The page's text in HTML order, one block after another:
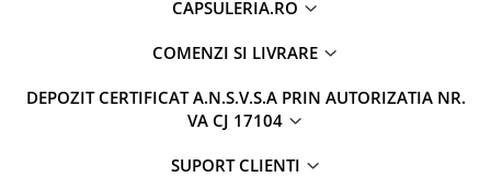
CAPSULERIA.RO
COMENZI SI LIVRARE
DEPOZIT CERTIFICAT A.N.S.V.S.A PRIN AUTORIZATIA NR.
VA CJ 17104
SUPORT CLIENTI